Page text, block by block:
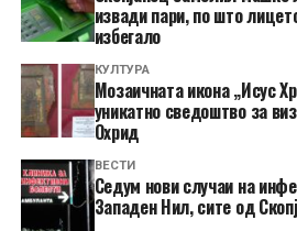
извади пари, по што
избегало
КУЛТУРА
Мозаичната икона „Исус
уникатно сведоштво за
Охрид
ВЕСТИ
Седум нови случаи на
Западен Нил, сите од